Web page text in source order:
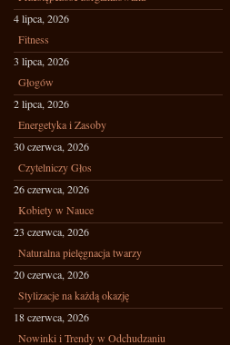
4 lipca, 2026
Fitness
3 lipca, 2026
Głogów
2 lipca, 2026
Energetyka i Zasoby
30 czerwca, 2026
Czytelniczy Głos
26 czerwca, 2026
Kobiety w Nauce
23 czerwca, 2026
Naturalna pielęgnacja twarzy
20 czerwca, 2026
Stylizacje na każdą okazję
18 czerwca, 2026
Nowinki i Trendy w Odchudzaniu